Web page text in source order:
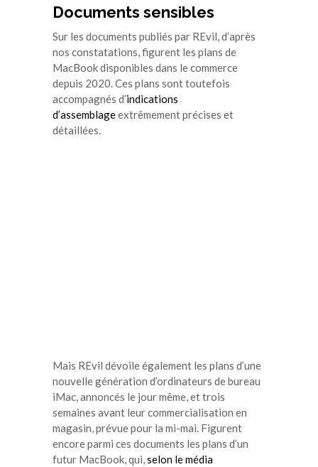
Documents sensibles
Sur les documents publiés par REvil, d’après
nos constatations, figurent les plans de
MacBook disponibles dans le commerce
depuis 2020. Ces plans sont toutefois
accompagnés d’indications
d’assemblageextrêmement précises et
détaillées.
Mais REvil dévoile également les plans d’une
nouvelle génération d’ordinateurs de bureau
iMac, annoncés le jour même, et trois
semaines avant leur commercialisation en
magasin, prévue pour la mi-mai. Figurent
encore parmi ces documents les plans d’un
futur MacBook, qui, selon le média